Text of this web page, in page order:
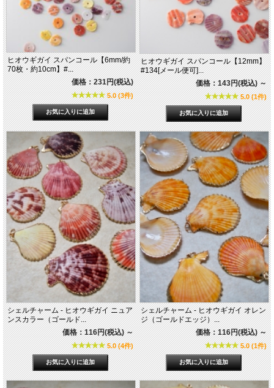
ヒオウギガイ スパンコール【6mm/約
70枚・約10cm】#...
価格：231円(税込)
5.0 (3件)
ヒオウギガイ スパンコール【12mm】
#134[メール便可]...
価格：143円(税込)～
5.0 (1件)
シェルチャーム - ヒオウギガイ ニュア
ンスカラー（ゴールド...
価格：116円(税込)～
5.0 (4件)
シェルチャーム - ヒオウギガイ オレン
ジ（ゴールドエッジ）...
価格：116円(税込)～
5.0 (1件)